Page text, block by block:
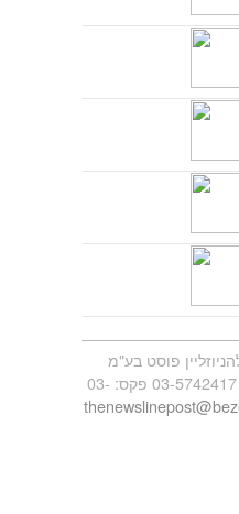
פוסט בע"מ
כתובת: ת.ד 2039 ר"ג טל: 03-5742417 פקס: 03-